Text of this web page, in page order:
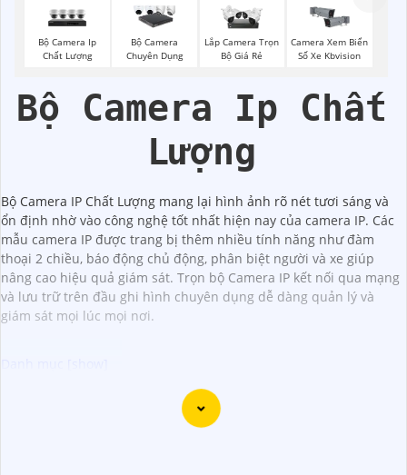
Bộ Camera Ip
Chất Lượng
Bộ Camera
Chuyên Dụng
Lắp Camera Trọn
Bộ Giá Rẻ
Camera Xem Biển
Số Xe Kbvision
Bộ Camera Ip Chất
Lượng
Bộ Camera IP Chất Lượng mang lại hình ảnh rõ nét tươi sáng và
ổn định nhờ vào công nghệ tốt nhất hiện nay của camera IP. Các
mẫu camera IP được trang bị thêm nhiều tính năng như đàm
thoại 2 chiều, báo động chủ động, phân biệt người và xe giúp
nâng cao hiệu quả giám sát. Trọn bộ Camera IP kết nối qua mạng
và lưu trữ trên đầu ghi hình chuyên dụng dễ dàng quản lý và
giám sát mọi lúc mọi nơi.
Dạ chắc chắn, dưới đây là mẫu văn bản giới thiệu Lắp
Camera IP hình sắt và nét mà bạn có thể sử dụng: